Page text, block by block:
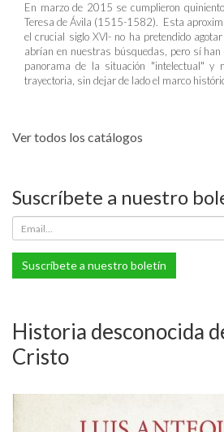
En marzo de 2015 se cumplieron
Teresa de Ávila (1515-1582). Esta
el crucial siglo XVI- no ha pretendido
abrían en nuestras búsquedas, pero sí
panorama de la situación "intelectual" y
trayectoria, sin dejar de lado el marco
Ver todos los catálogos
Suscríbete a nuestro
Suscríbete a nuestro boletín
Historia desconocida
Cristo